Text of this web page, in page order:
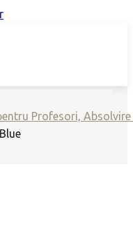
Profesori, Absolvire